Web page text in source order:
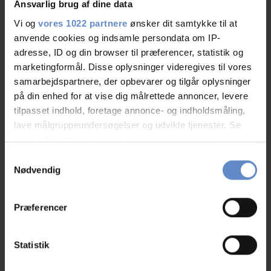
Ansvarlig brug af dine data
Vi og vores 1022 partnere ønsker dit samtykke til at
anvende cookies og indsamle persondata om IP-
adresse, ID og din browser til præferencer, statistik og
marketingformål. Disse oplysninger videregives til vores
samarbejdspartnere, der opbevarer og tilgår oplysninger
på din enhed for at vise dig målrettede annoncer, levere
tilpasset indhold, foretage annonce- og indholdsmåling,
lave målgruppeundersøgelser og udvikle tjenester. Se
mere information underindstillingerog i vores
tilbage eller ændre indstillinger fra vores
"Cookiedeklaration", eller ved at trykke på "Privacy
Indsamle præcise oplysninger om din placering,
Nødvendig
Præferencer
Statistik
pkm@mindbiz.dk
Såfremt du har spørgsmål vedr. stillingen, så kontakt venligst
Poul Kristian Mouritsen
pkm@mindbiz.dk
Tlf.: 23397115
Ansøgningsfrist:
2. marts 2018
SEND DIN ANSØGNING HER
Du skalacceptere marketing cookies